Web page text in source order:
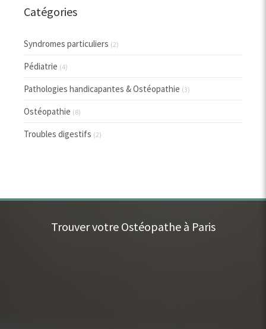
Catégories
Syndromes particuliers (2)
Pédiatrie (4)
Pathologies handicapantes & Ostéopathie (3)
Ostéopathie (8)
Troubles digestifs (2)
Trouver votre Ostéopathe à Paris